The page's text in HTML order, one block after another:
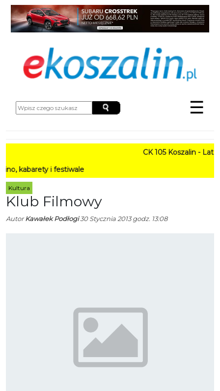
☰
CK 105 Koszalin - Lato w
i festiwale
Kultura
Klub Filmowy
AutorKawałek Podłogi30 Stycznia 2013 godz. 13:08